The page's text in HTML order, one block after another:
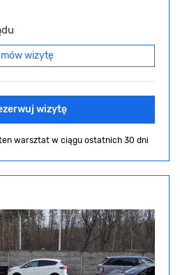
wizytę
wizytę
warsztat w ciągu ostatnich 30 dni